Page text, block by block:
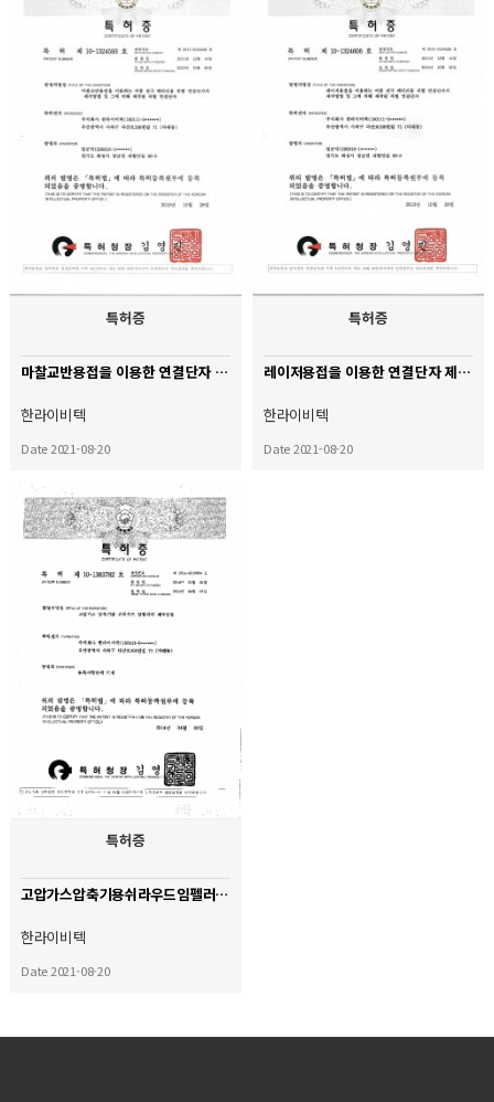
특허증
마찰교반용접을 이용한 연결단자 제작법
한라이비텍
Date 2021-08-20
특허증
레이저용접을 이용한 연결단자 제작법
한라이비텍
Date 2021-08-20
특허증
고압가스압축기용쉬라우드임펠러의제작방법
한라이비텍
Date 2021-08-20